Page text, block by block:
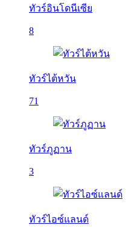
ทัวร์อินโดนีเซีย
8
ทัวร์ไต้หวัน
71
ทัวร์ภูฏาน
3
ทัวร์ไอซ์แลนด์